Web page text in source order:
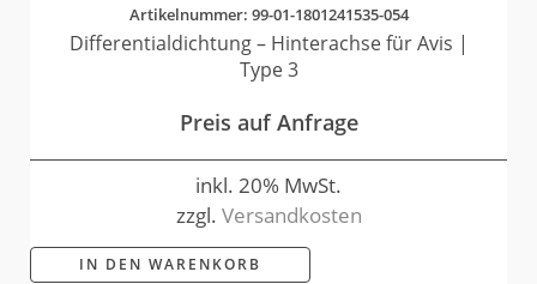
Artikelnummer: 99-01-1801241535-054
Differentialdichtung – Hinterachse für Avis |
Type 3
Preis auf Anfrage
inkl. 20% MwSt.
zzgl. Versandkosten
IN DEN WARENKORB